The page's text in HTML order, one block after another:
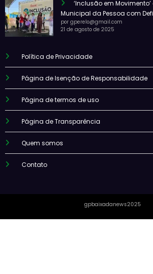
‘Inclusão em
Municipal da Pessoa com
por gperelo@gmail.com
21 de agosto de 2025
Política de Privacidade
Página de Isenção de Responsabilidade
Página de termos de uso
Página de Transparência
Quem somos
Contato
gpbaixadanews2025